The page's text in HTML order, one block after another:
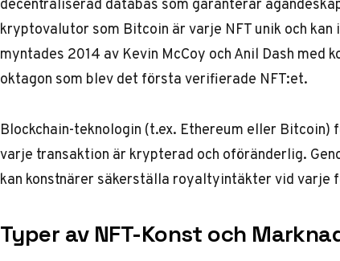
kryptovalutor som Bitcoin är varje NFT unik och
myntades 2014 av Kevin McCoy och Anil Dash med
oktagon som blev det första verifierade NFT:et.
Blockchain-teknologin (t.ex. Ethereum eller
varje transaktion är krypterad och oföränderlig.
kan konstnärer säkerställa royaltyintäkter vid varje
Typer av NFT-Konst och